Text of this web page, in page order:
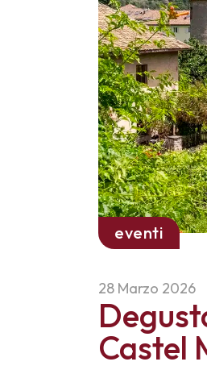
eventi
28 Marzo 2026
Castel